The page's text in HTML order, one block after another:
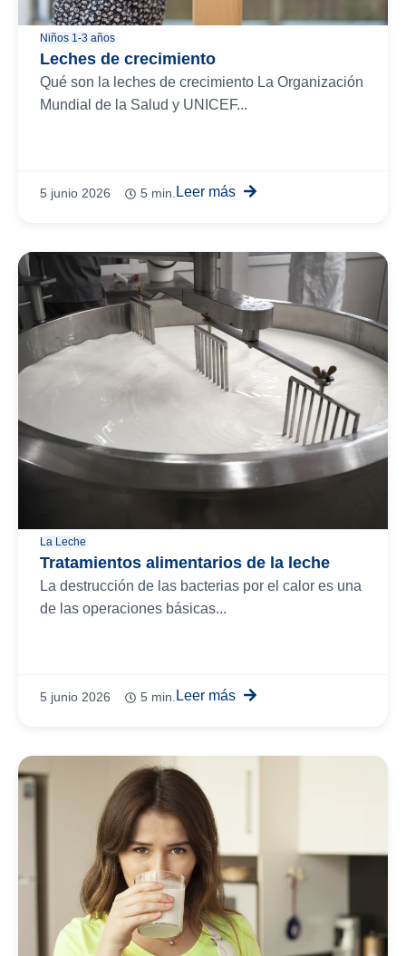
Niños 1-3 años
Leches de crecimiento
Qué son la leches de crecimiento La Organización
Mundial de la Salud y UNICEF...
5 junio 2026 5 min. Leer más
La Leche
Tratamientos alimentarios de la leche
La destrucción de las bacterias por el calor es una
de las operaciones básicas...
5 junio 2026 5 min. Leer más